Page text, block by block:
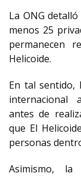
La ONG
menos 25
permanecen
Helicoide.
En tal sentido,
internacional
antes de
que El
personas
Asimismo,